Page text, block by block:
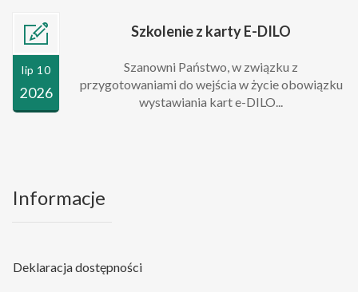
lip 10
2026
Szkolenie z karty E-DILO
Szanowni Państwo, w związku z
przygotowaniami do wejścia w życie obowiązku
wystawiania kart e-DILO...
Informacje
Deklaracja dostępności